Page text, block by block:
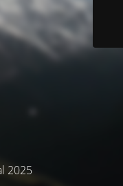
2025